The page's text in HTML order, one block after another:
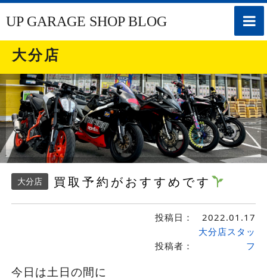
toggle
UP GARAGE SHOP BLOG
大分店
大分店 買取予約がおすすめです
投稿日： 2022.01.17
投稿者：
大分店スタッ
フ
今日は土日の間に